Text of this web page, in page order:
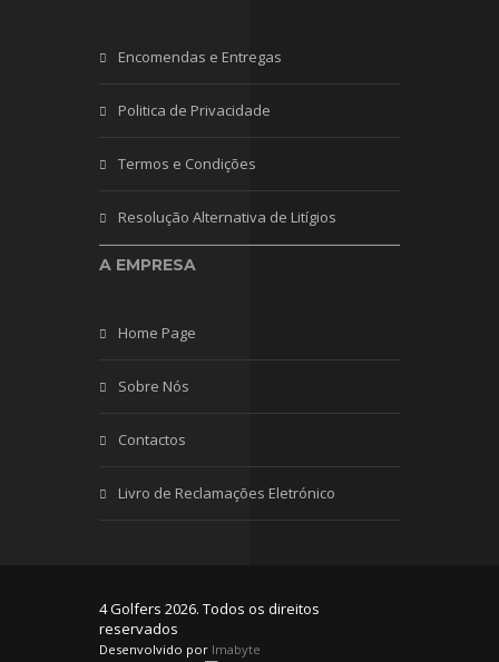
Encomendas e Entregas
Politica de Privacidade
Termos e Condições
Resolução Alternativa de Litígios
A EMPRESA
Home Page
Sobre Nós
Contactos
Livro de Reclamações Eletrónico
4 Golfers 2026. Todos os direitos
reservados
Desenvolvido por Imabyte